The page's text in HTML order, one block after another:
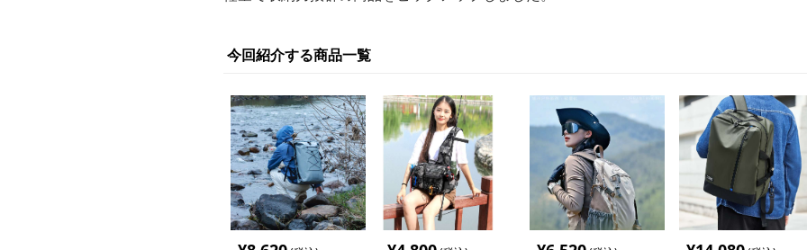
今回紹介する商品一覧